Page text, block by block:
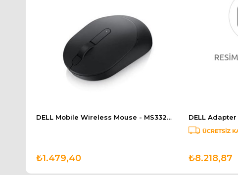
DELL Mobile Wireless Mouse - MS3320W - Black 570-ABHK
₺1.479,40 ₺8.218,87